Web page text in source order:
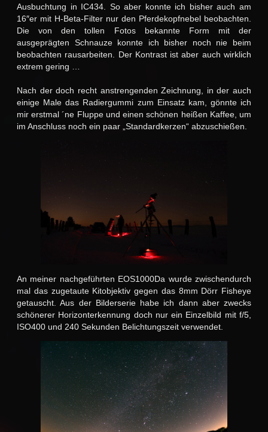
Ausbuchtung in IC434. So aber konnte ich bisher auch am
16″er mit H-Beta-Filter nur den Pferdekopfnebel beobachten.
Die von den tollen Fotos bekannte Form mit der
ausgeprägten Schnauze konnte ich bisher noch nie beim
beobachten rausarbeiten. Der Kontrast ist aber auch wirklich
extrem gering …
Nach der doch recht anstrengenden Zeichnung, in der auch
einige Male das Radiergummi zum Einsatz kam, gönnte ich
mir erstmal ´ne Fluppe und einen schönen heißen Kaffee, um
im Anschluss noch ein paar „Standardkerzen“ abzuschießen.
An meiner nachgeführten EOS1000Da wurde zwischendurch
mal das zugetaute Kitobjektiv gegen das 8mm Dörr Fisheye
getauscht. Aus der Bilderserie habe ich dann aber zwecks
schönerer Horizonterkennung doch nur ein Einzelbild mit f/5,
ISO400 und 240 Sekunden Belichtungszeit verwendet.